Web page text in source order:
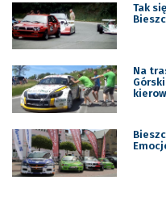
Tak
Na